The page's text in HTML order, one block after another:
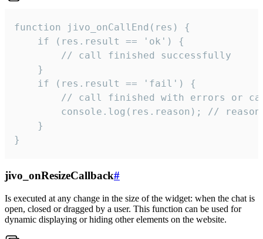
function jivo_onCallEnd(res) {
    if (res.result == 'ok') {
        // call finished successfully
    }
    if (res.result == 'fail') {
// call finished with errors or
console.log(res.reason); //
    }
}
jivo_onResizeCallback#
Is executed at any change in the size of the widget: when the chat is
open, closed or dragged by a user. This function can be used for
dynamic displaying or hiding other elements on the website.